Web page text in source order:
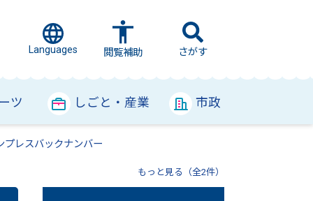
Languages 閲覧補助 さがす
ツ しごと・産業 市政
プレスバックナンバー
もっと見る（全2件）